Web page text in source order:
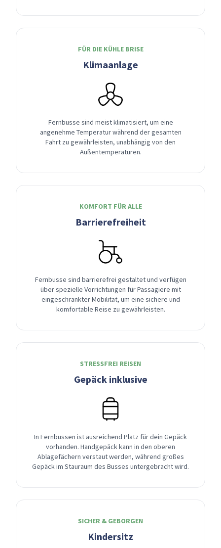
FÜR DIE KÜHLE BRISE
Klimaanlage
Fernbusse sind meist klimatisiert, um eine
angenehme Temperatur während der gesamten
Fahrt zu gewährleisten, unabhängig von den
Außentemperaturen.
KOMFORT FÜR ALLE
Barrierefreiheit
Fernbusse sind barrierefrei gestaltet und verfügen
über spezielle Vorrichtungen für Passagiere mit
eingeschränkter Mobilität, um eine sichere und
komfortable Reise zu gewährleisten.
STRESSFREI REISEN
Gepäck inklusive
In Fernbussen ist ausreichend Platz für dein Gepäck
vorhanden. Handgepäck kann in den oberen
Ablagefächern verstaut werden, während großes
Gepäck im Stauraum des Busses untergebracht wird.
SICHER & GEBORGEN
Kindersitz